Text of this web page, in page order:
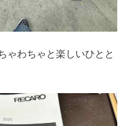
ゃわちゃと楽しいひとと